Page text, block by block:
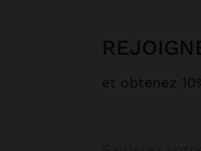
et obtenez